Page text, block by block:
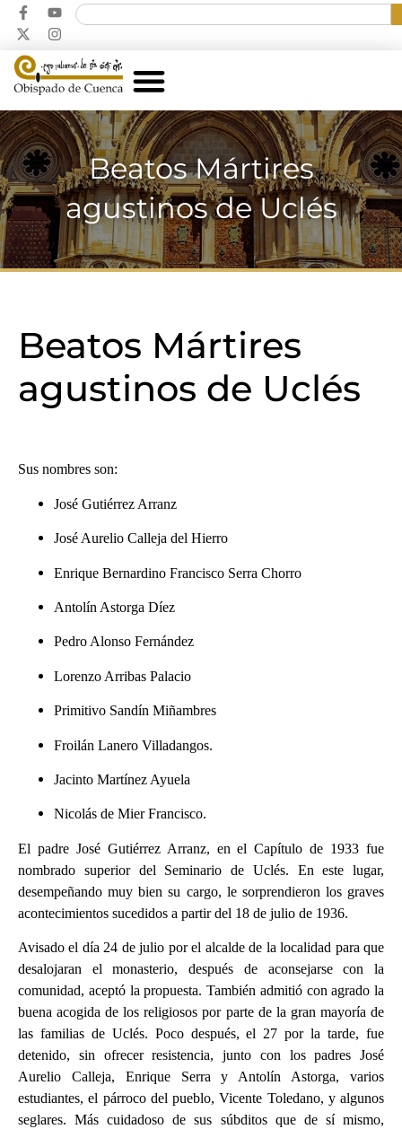
Beatos Mártires
agustinos de Uclés
Beatos Mártires
agustinos de Uclés
Sus nombres son:
José Gutiérrez Arranz
José Aurelio Calleja del Hierro
Enrique Bernardino Francisco Serra Chorro
Antolín Astorga Díez
Pedro Alonso Fernández
Lorenzo Arribas Palacio
Primitivo Sandín Miñambres
Froilán Lanero Villadangos.
Jacinto Martínez Ayuela
Nicolás de Mier Francisco.
El padre José Gutiérrez Arranz, en el Capítulo de 1933 fue
nombrado superior del Seminario de Uclés. En este lugar,
desempeñando muy bien su cargo, le sorprendieron los graves
acontecimientos sucedidos a partir del 18 de julio de 1936.
Avisado el día 24 de julio por el alcalde de la localidad para que
desalojaran el monasterio, después de aconsejarse con la
comunidad, aceptó la propuesta. También admitió con agrado la
buena acogida de los religiosos por parte de la gran mayoría de
las familias de Uclés. Poco después, el 27 por la tarde, fue
detenido, sin ofrecer resistencia, junto con los padres José
Aurelio Calleja, Enrique Serra y Antolín Astorga, varios
estudiantes, el párroco del pueblo, Vicente Toledano, y algunos
seglares. Más cuidadoso de sus súbditos que de sí mismo,